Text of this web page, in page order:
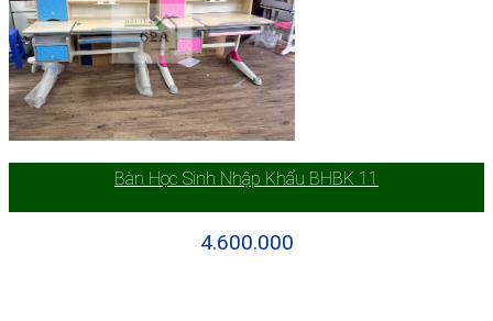
Bàn Học Sinh Nhập Khẩu BHBK 11
4.600.000